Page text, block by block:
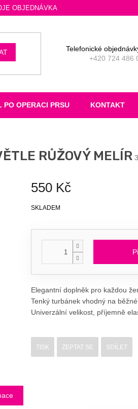
OBJEDNÁVKA
Telefonické
+420 724 486
PO OPERACI PRSU KONTAKT
RŮŽOVÝ MELÍR
550 Kč
Měrná
SKLADEM
Elegantní doplněk pro každou
Tenký turbánek vhodný na
Univerzální velikost, příjemně
TISK ZEPTAT SE SDÍLET